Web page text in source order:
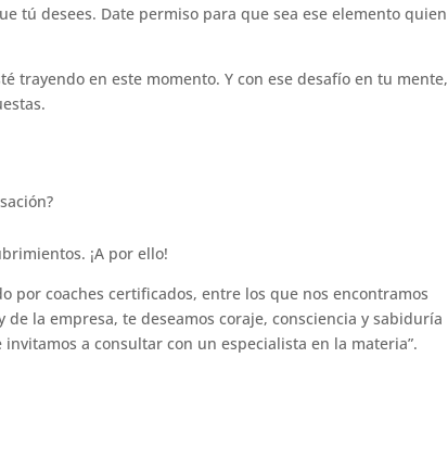
tú desees. Date permiso para que sea ese elemento quien
trayendo en este momento. Y con ese desafío en tu mente,
¡A por ello!
por coaches certificados, entre los que nos encontramos
la empresa, te deseamos coraje, consciencia y sabiduría
a consultar con un especialista en la materia”.